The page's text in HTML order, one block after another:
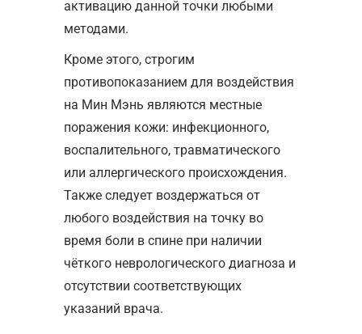
активацию данной точки любыми
методами.
Кроме этого, строгим
противопоказанием для воздействия
на Мин Мэнь являются местные
поражения кожи: инфекционного,
воспалительного, травматического
или аллергического происхождения.
Также следует воздержаться от
любого воздействия на точку во
время боли в спине при наличии
чёткого неврологического диагноза и
отсутствии соответствующих
указаний врача.